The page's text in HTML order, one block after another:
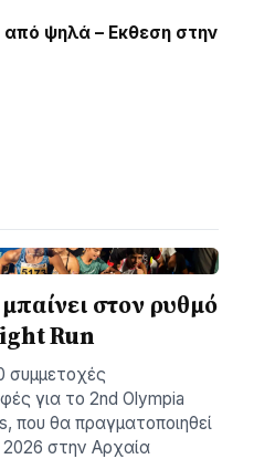
από ψηλά – Eκθεση στην
στον ρυθμό
Run
συμμετοχές
για το 2nd Olympia
που θα πραγματοποιηθεί
στην Αρχαία